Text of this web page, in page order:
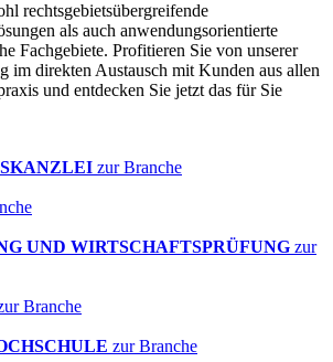
rechtsgebietsübergreifende
als auch anwendungsorientierte
Fachgebiete. Profitieren Sie von unserer
im direkten Austausch mit Kunden aus allen
und entdecken Sie jetzt das für Sie
zur Branche
UND WIRTSCHAFTSPRÜFUNG zur
Branche
zur Branche